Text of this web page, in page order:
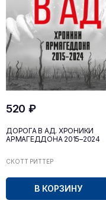
520 ₽
ДОРОГА В АД. ХРОНИКИ
АРМАГЕДДОНА 2015–2024
СКОТТ РИТТЕР
В КОРЗИНУ